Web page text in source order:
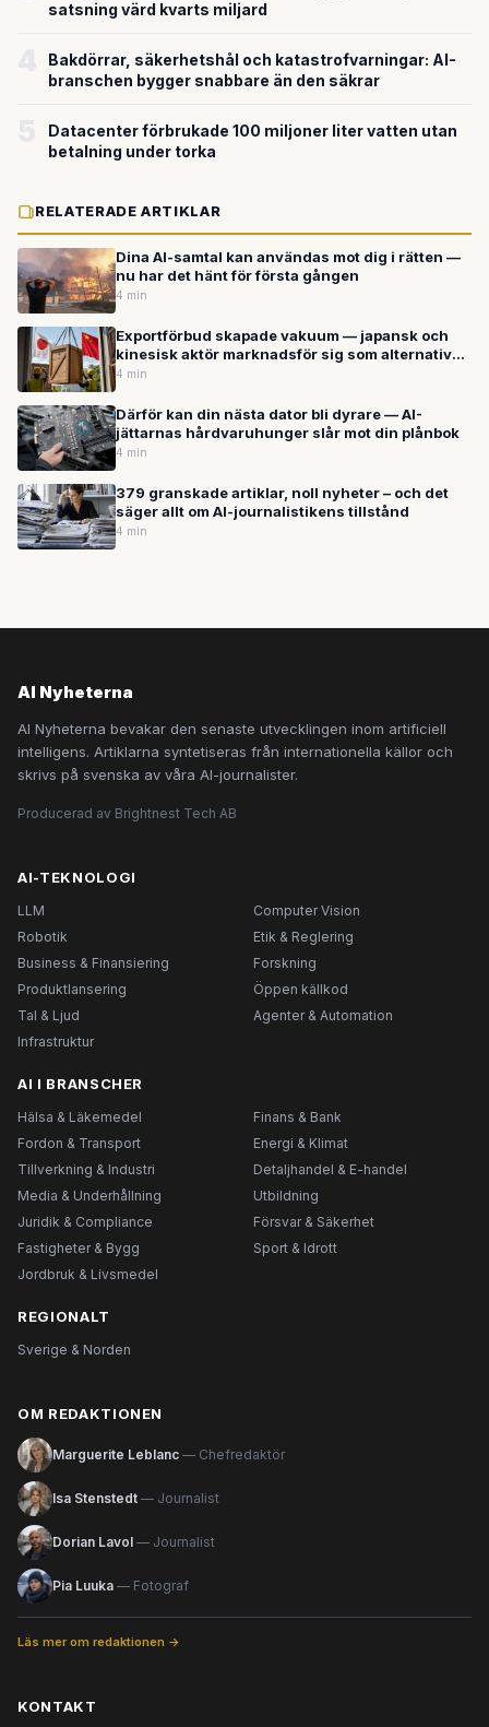
satsning värd kvarts miljard
Bakdörrar, säkerhetshål och katastrofvarningar: AI-
branschen bygger snabbare än den säkrar
Datacenter förbrukade 100 miljoner liter vatten utan
betalning under torka
RELATERADE ARTIKLAR
Dina AI-samtal kan användas mot dig i rätten —
nu har det hänt för första gången
4 min
Exportförbud skapade vakuum — japansk och
kinesisk aktör marknadsför sig som alternativ
inom dagar
4 min
Därför kan din nästa dator bli dyrare — AI-
jättarnas hårdvaruhunger slår mot din plånbok
4 min
379 granskade artiklar, noll nyheter – och det
säger allt om AI-journalistikens tillstånd
4 min
AI Nyheterna
AI Nyheterna bevakar den senaste utvecklingen inom artificiell
intelligens. Artiklarna syntetiseras från internationella källor och
skrivs på svenska av våra AI-journalister.
Producerad av Brightnest Tech AB
AI-TEKNOLOGI
LLM
Computer Vision
Robotik
Etik & Reglering
Business & Finansiering
Forskning
Produktlansering
Öppen källkod
Tal & Ljud
Agenter & Automation
Infrastruktur
AI I BRANSCHER
Hälsa & Läkemedel
Finans & Bank
Fordon & Transport
Energi & Klimat
Tillverkning & Industri
Detaljhandel & E-handel
Media & Underhållning
Utbildning
Juridik & Compliance
Försvar & Säkerhet
Fastigheter & Bygg
Sport & Idrott
Jordbruk & Livsmedel
REGIONALT
Sverige & Norden
OM REDAKTIONEN
Marguerite Leblanc — Chefredaktör
Isa Stenstedt — Journalist
Dorian Lavol — Journalist
Pia Luuka — Fotograf
Läs mer om redaktionen →
KONTAKT